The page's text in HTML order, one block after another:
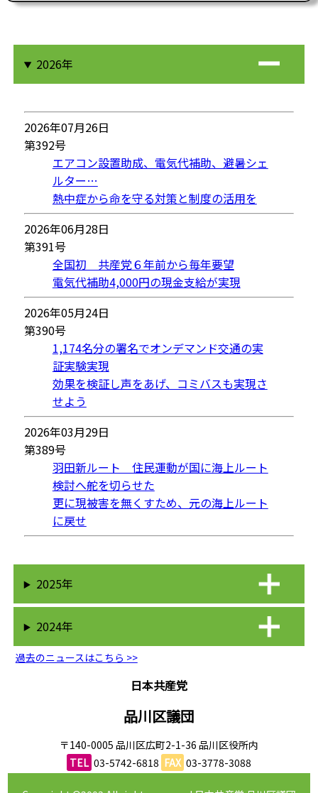
2026年
2026年07月26日
第392号
エアコン設置助成、電気代補助、避暑シェ
ルター…
熱中症から命を守る対策と制度の活用を
2026年06月28日
第391号
全国初 共産党６年前から毎年要望
電気代補助4,000円の現金支給が実現
2026年05月24日
第390号
1,174名分の署名でオンデマンド交通の実
証実験実現
効果を検証し声をあげ、コミバスも実現さ
せよう
2026年03月29日
第389号
羽田新ルート 住民運動が国に海上ルート
検討へ舵を切らせた
更に現被害を無くすため、元の海上ルート
に戻せ
2025年
2024年
過去のニュースはこちら >>
日本共産党
品川区議団
〒140-0005 品川区広町2-1-36 品川区役所内
TEL 03-5742-6818 FAX 03-3778-3088